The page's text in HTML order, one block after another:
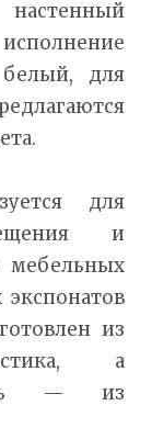
для
для
и
мебельных
из
а
— из